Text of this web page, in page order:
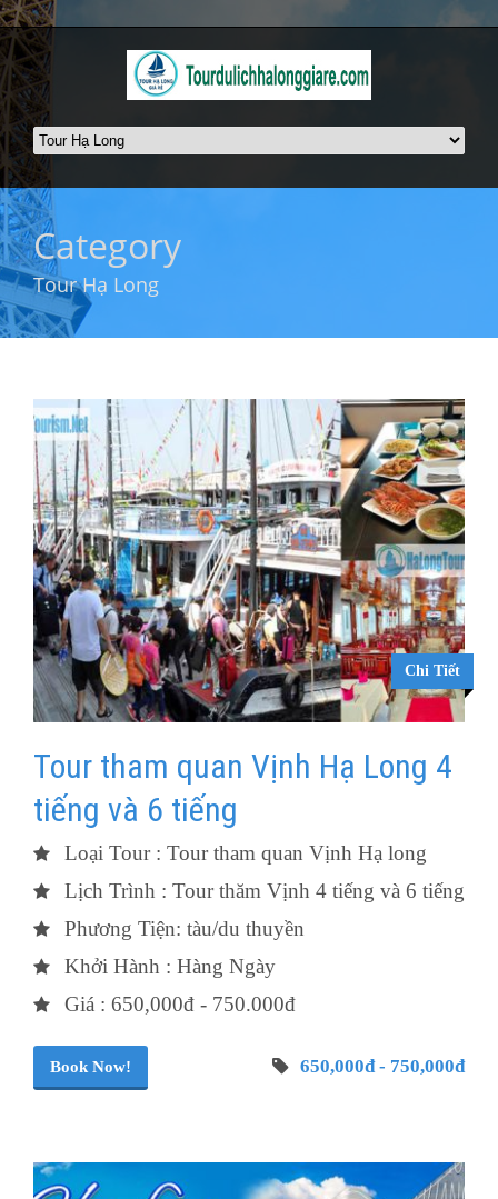
Category
Tour Hạ Long
Chi Tiết
Tour tham quan Vịnh Hạ Long 4
tiếng và 6 tiếng
Loại Tour : Tour tham quan Vịnh Hạ long
Lịch Trình : Tour thăm Vịnh 4 tiếng và 6 tiếng
Phương Tiện: tàu/du thuyền
Khởi Hành : Hàng Ngày
Giá : 650,000đ - 750.000đ
Book Now! 650,000đ - 750,000đ